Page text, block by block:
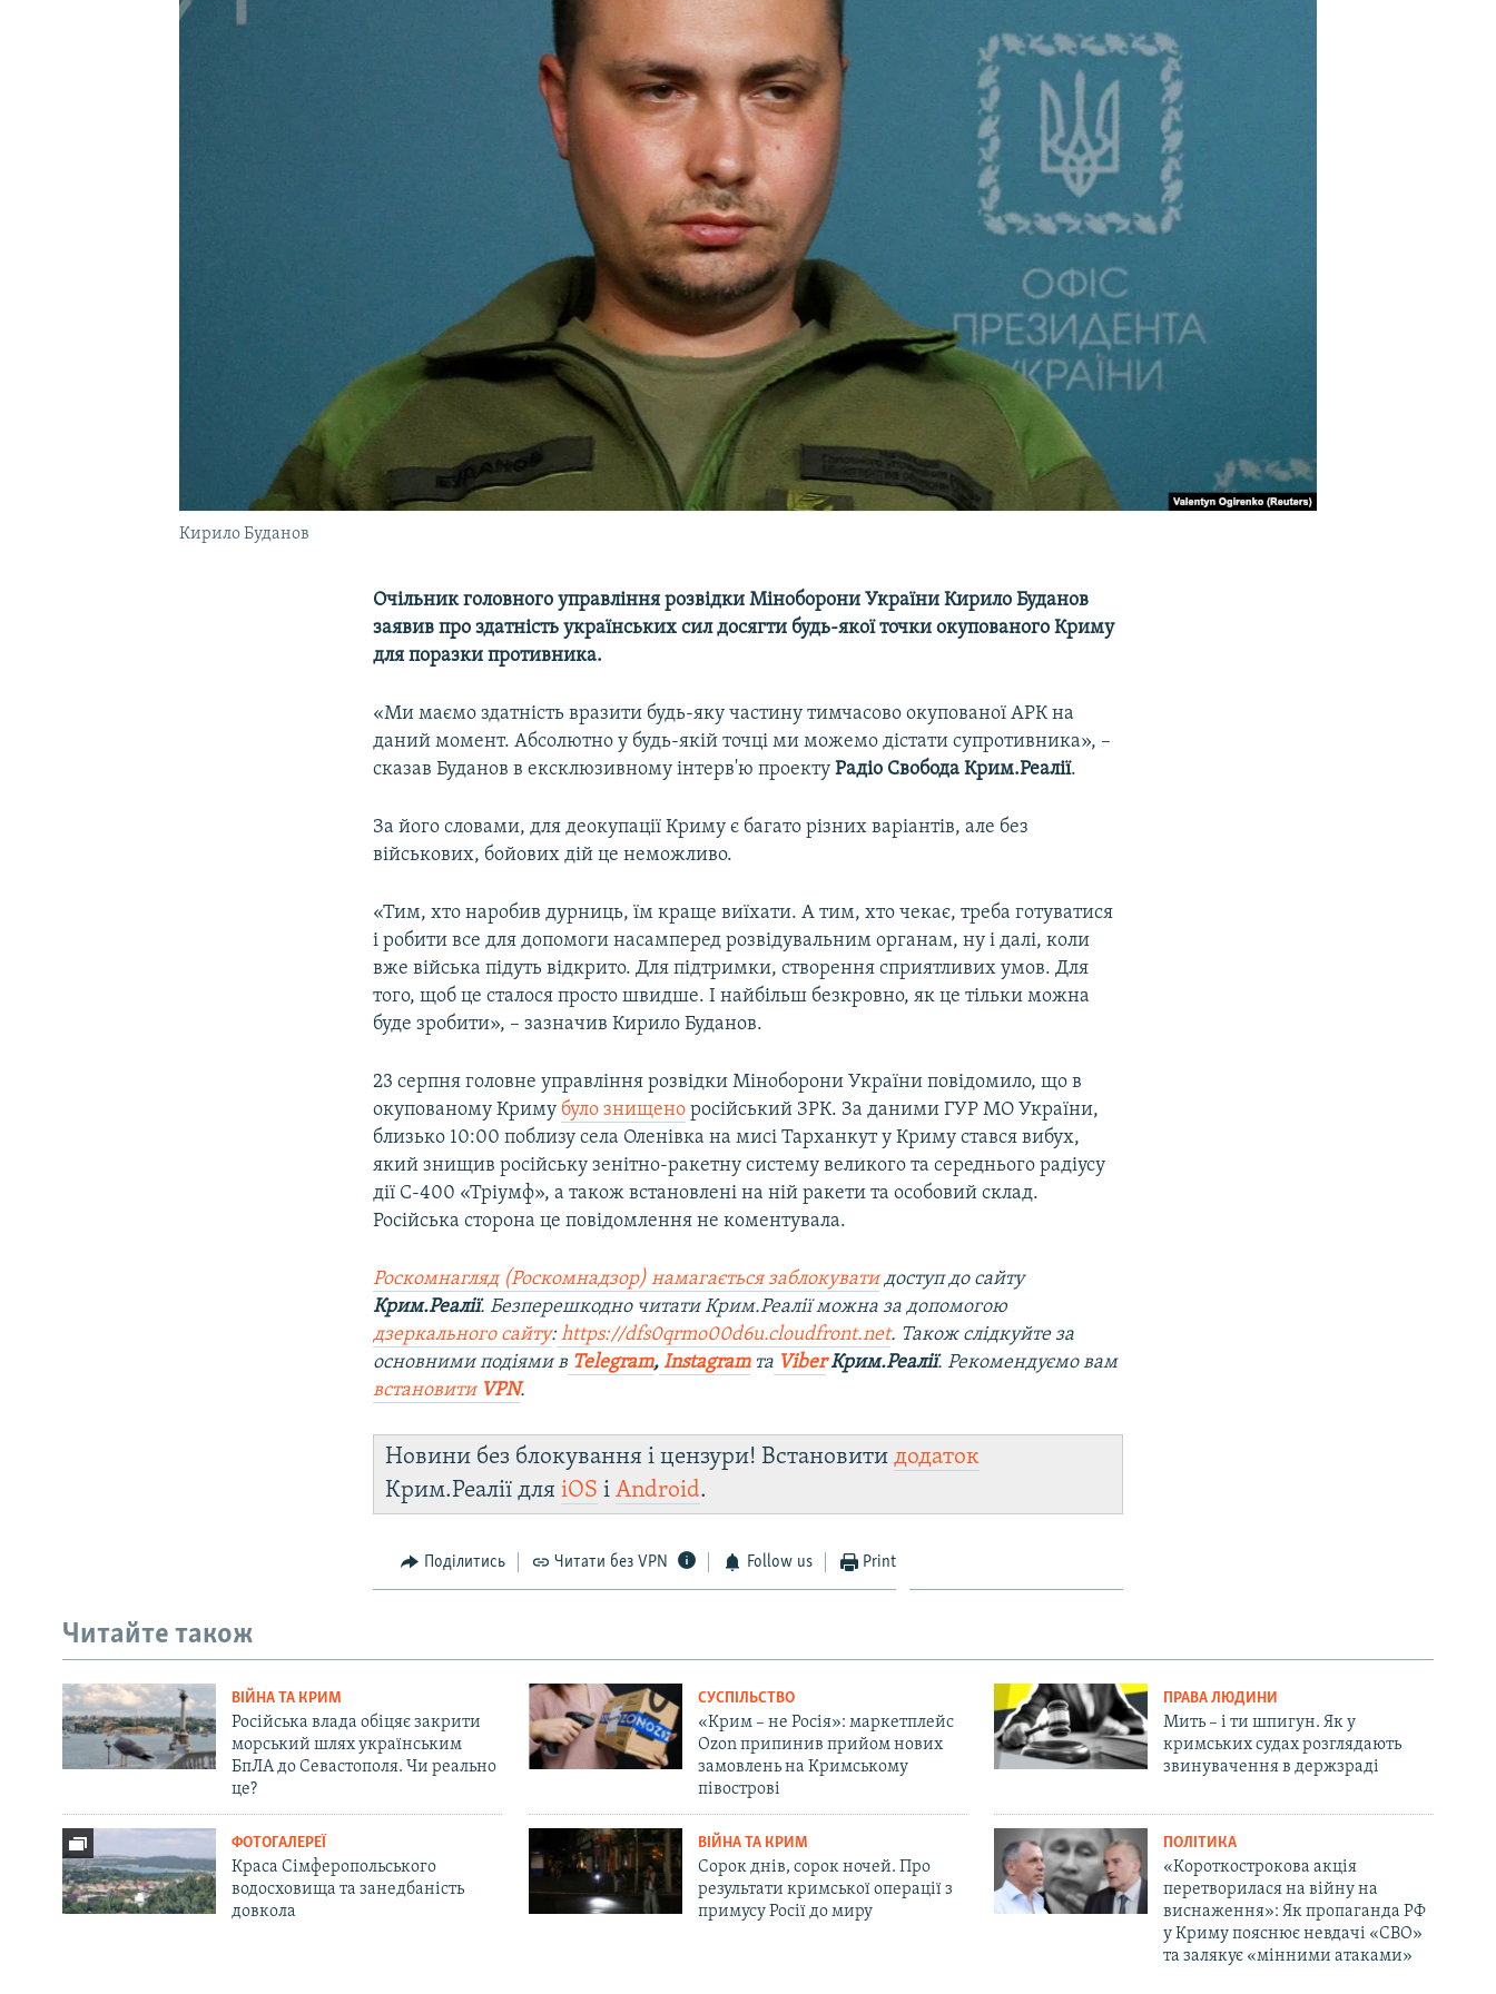
Кирило Буданов
Очільник головного управління розвідки Міноборони України Кирило Буданов
заявив про здатність українських сил досягти будь-якої точки окупованого Криму
для поразки противника.
«Ми маємо здатність вразити будь-яку частину тимчасово окупованої АРК на
даний момент. Абсолютно у будь-якій точці ми можемо дістати супротивника», –
сказав Буданов в ексклюзивному інтерв'ю проекту Радіо Свобода Крим.Реалії.
За його словами, для деокупації Криму є багато різних варіантів, але без
військових, бойових дій це неможливо.
«Тим, хто наробив дурниць, їм краще виїхати. А тим, хто чекає, треба готуватися
і робити все для допомоги насамперед розвідувальним органам, ну і далі, коли
вже війська підуть відкрито. Для підтримки, створення сприятливих умов. Для
того, щоб це сталося просто швидше. І найбільш безкровно, як це тільки можна
буде зробити», – зазначив Кирило Буданов.
23 серпня головне управління розвідки Міноборони України повідомило, що в
окупованому Криму було знищено російський ЗРК. За даними ГУР МО України,
близько 10:00 поблизу села Оленівка на мисі Тарханкут у Криму стався вибух,
який знищив російську зенітно-ракетну систему великого та середнього радіусу
дії С-400 «Тріумф», а також встановлені на ній ракети та особовий склад.
Російська сторона це повідомлення не коментувала.
Роскомнагляд (Роскомнадзор) намагається заблокуватидоступ до сайту
Крим.Реалії. Безперешкодно читати Крим.Реалії можна за допомогою
дзеркального сайту:https://dfs0qrmo00d6u.cloudfront.net. Також слідкуйте за
основними подіями в Telegram, Instagramта ViberКрим.Реалії. Рекомендуємо вам
встановити VPN.
Новини без блокування і цензури! Встановитидодаток
Крим.Реалії дляiOS іAndroid.
Поділитись Читати без VPN Follow us Print
Читайте також
ВІЙНА ТА КРИМ
Російська влада обіцяє закрити
морський шлях українським
БпЛА до Севастополя. Чи реально
це?
СУСПІЛЬСТВО
«Крим – не Росія»: маркетплейс
Ozon припинив прийом нових
замовлень на Кримському
півострові
ПРАВА ЛЮДИНИ
Мить – і ти шпигун. Як у
кримських судах розглядають
звинувачення в держзраді
ФОТОГАЛЕРЕЇ
Краса Сімферопольського
водосховища та занедбаність
довкола
ВІЙНА ТА КРИМ
Сорок днів, сорок ночей. Про
результати кримської операції з
примусу Росії до миру
ПОЛІТИКА
«Короткострокова акція
перетворилася на війну на
виснаження»: Як пропаганда РФ
у Криму пояснює невдачі «СВО»
та залякує «мінними атаками»